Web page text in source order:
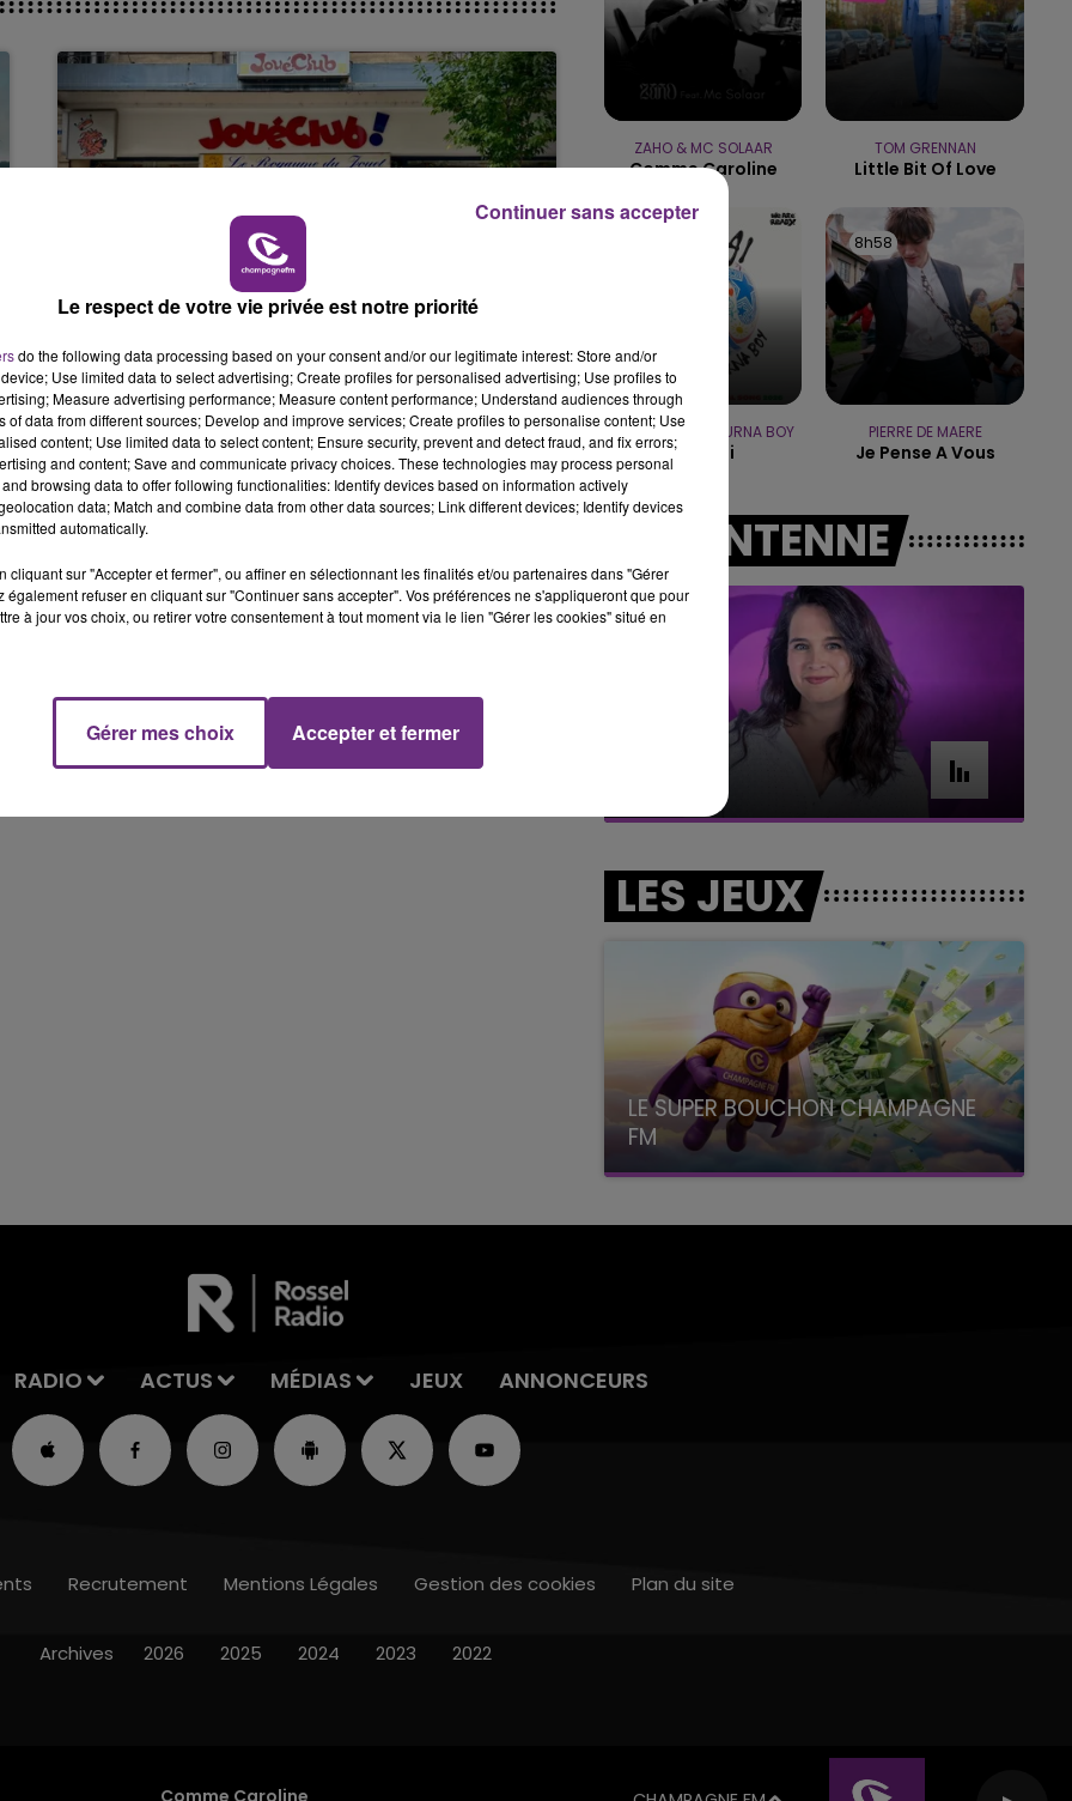
LE WEEK-END CHAMPAGNE FM
16h00 - 20h00
LE WEEK-END CHAMPAGNE FM
LE MAGASIN JOUÉCLUB DE REIMS FERME
SES PORTES
C'était l'une des institutions du centre-ville
rémois. Le magasin JouéClub est contraint de
fermer ses portes.
ZAHO & MC SOLAAR
Comme Caroline
TOM GRENNAN
Little Bit Of Love
SHAKIRA FEAT. BURNA BOY
Dai Dai
8h58
8h58
PIERRE DE MAERE
Je Pense A Vous
A L'ANTENNE
LES JEUX
LE SUPER BOUCHON CHAMPAGNE
FM
avec La Famille Champagne FM, à 8H10
RADIO ACTUS MÉDIAS JEUX ANNONCEURS
Comme Caroline
Recrutement Mentions Légales Gestion des cookies Plan du site
Archives 2026 2025 2024 2023 2022
Le respect de votre vie privée est notre priorité
do the following data processing based on your consent and/or our legitimate interest: Store and/or
Use limited data to select advertising; Create profiles for personalised advertising; Use profiles to
Measure advertising performance; Measure content performance; Understand audiences through
of data from different sources; Develop and improve services; Create profiles to personalise content; Use
content; Use limited data to select content; Ensure security, prevent and detect fraud, and fix errors;
and content; Save and communicate privacy choices. These technologies may process personal
browsing data to offer following functionalities: Identify devices based on information actively
data; Match and combine data from other data sources; Link different devices; Identify devices
automatically.
cliquant sur "Accepter et fermer", ou affiner en sélectionnant les finalités et/ou partenaires dans "Gérer
également refuser en cliquant sur "Continuer sans accepter". Vos préférences ne s'appliqueront que pour
à jour vos choix, ou retirer votre consentement à tout moment via le lien "Gérer les cookies" situé en
Gérer mes choix Accepter et fermer
Continuer sans accepter